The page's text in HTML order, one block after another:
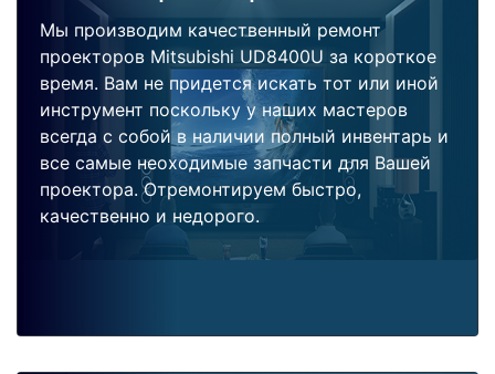
Мы производим качественный ремонт
проекторов Mitsubishi UD8400U за короткое
время. Вам не придется искать тот или иной
инструмент поскольку у наших мастеров
всегда с собой в наличии полный инвентарь и
все самые неоходимые запчасти для Вашей
проектора. Отремонтируем быстро,
качественно и недорого.